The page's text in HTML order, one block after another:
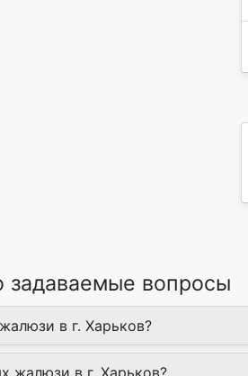
задаваемые вопросы
в г. Харьков?
жалюзи в г. Харьков?